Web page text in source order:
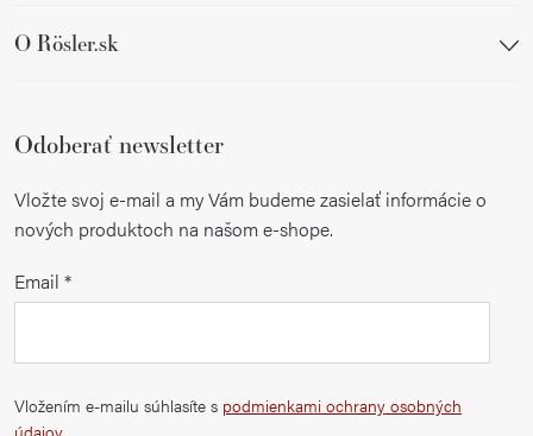
O Rösler.sk
Odoberať newsletter
Vložte svoj e-mail a my Vám budeme zasielať informácie o
nových produktoch na našom e-shope.
Email
Vložením e-mailu súhlasíte s podmienkami ochrany osobných
údajov